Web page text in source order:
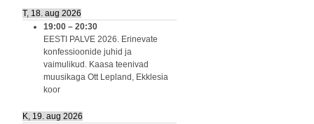
T, 18. aug 2026
19:00 – 20:30
EESTI PALVE 2026. Erinevate
konfessioonide juhid ja
vaimulikud. Kaasa teenivad
muusikaga Ott Lepland, Ekklesia
koor
K, 19. aug 2026